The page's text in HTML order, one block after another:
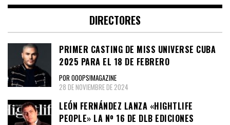
DIRECTORES
PRIMER CASTING DE MISS UNIVERSE CUBA
2025 PARA EL 18 DE FEBRERO
POR OOOPS!MAGAZINE
28 DE NOVIEMBRE DE 2024
LEÓN FERNÁNDEZ LANZA «HIGHTLIFE
PEOPLE» LA Nº 16 DE DLB EDICIONES